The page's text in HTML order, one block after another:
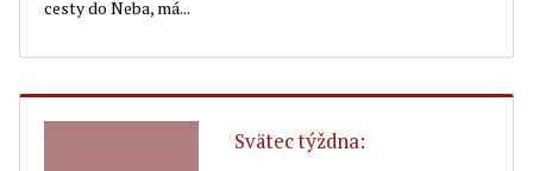
cesty do Neba, má...
Svätec týždna: